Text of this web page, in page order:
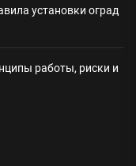
установки оград
работы, риски и